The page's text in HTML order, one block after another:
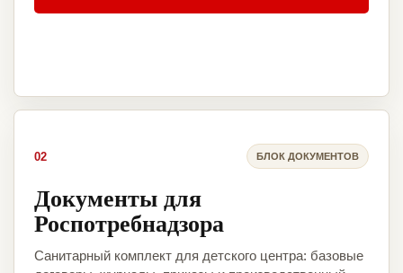
02 БЛОК ДОКУМЕНТОВ
Документы для
Роспотребнадзора
Санитарный комплект для детского центра: базовые